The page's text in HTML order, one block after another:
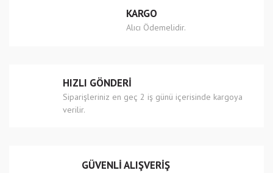
Ürün açıklamasında eksik bilgiler bulunuyor.
Bu ürüne benzer farklı alternatifler olmalı.
Gönder
KARGO
Alıcı Ödemelidir.
HIZLI GÖNDERİ
Siparişleriniz en geç 2 iş günü içerisinde kargoya
verilir.
GÜVENLİ ALIŞVERİŞ